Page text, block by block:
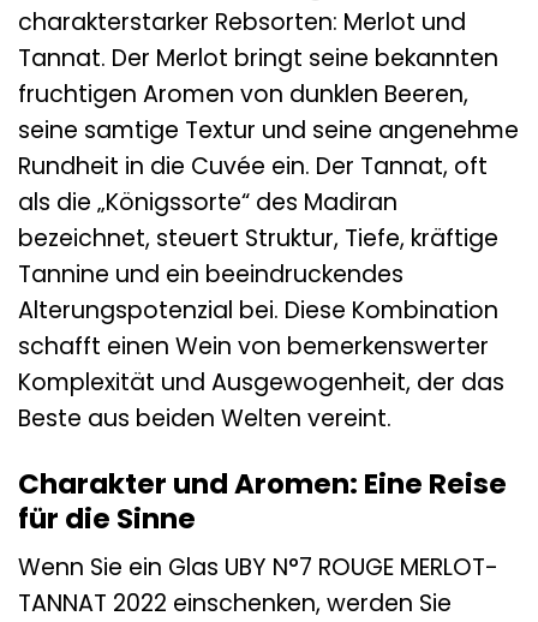
charakterstarker Rebsorten: Merlot und
Tannat. Der Merlot bringt seine bekannten
fruchtigen Aromen von dunklen Beeren,
seine samtige Textur und seine angenehme
Rundheit in die Cuvée ein. Der Tannat, oft
als die „Königssorte“ des Madiran
bezeichnet, steuert Struktur, Tiefe, kräftige
Tannine und ein beeindruckendes
Alterungspotenzial bei. Diese Kombination
schafft einen Wein von bemerkenswerter
Komplexität und Ausgewogenheit, der das
Beste aus beiden Welten vereint.
Charakter und Aromen: Eine Reise
für die Sinne
Wenn Sie ein Glas UBY N°7 ROUGE MERLOT-
TANNAT 2022 einschenken, werden Sie